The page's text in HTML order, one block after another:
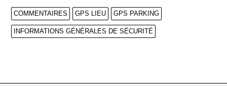
COMMENTAIRES GPS LIEU GPS PARKING
INFORMATIONS GÉNÉRALES DE SÉCURITÉ